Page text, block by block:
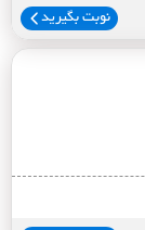
نوبت بگیرید